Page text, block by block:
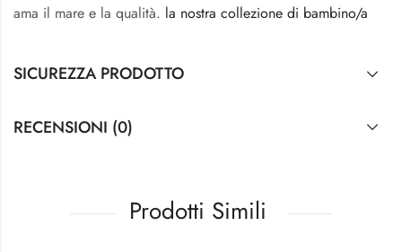
ama il mare e la qualità. la nostra collezione di bambino/a
SICUREZZA PRODOTTO
RECENSIONI (0)
Prodotti Simili